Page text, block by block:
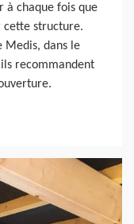
à chaque fois que
cette structure.
Medis, dans le
ils recommandent